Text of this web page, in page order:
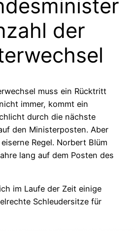
der
muss ein Rücktritt
immer, kommt ein
durch die nächste
den Ministerposten. Aber
Regel. Norbert Blüm
lang auf dem Posten des
im Laufe der Zeit einige
Schleudersitze für